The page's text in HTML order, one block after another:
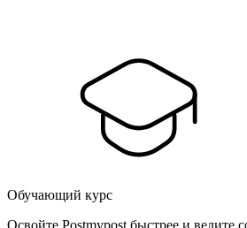
Обучающий курс
Освойте Postmypost быстрее и ведите